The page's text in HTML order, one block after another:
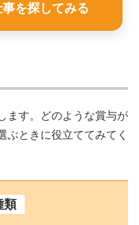
を探してみる
ます。どのような賞与が
ぶときに役立ててみてく
類